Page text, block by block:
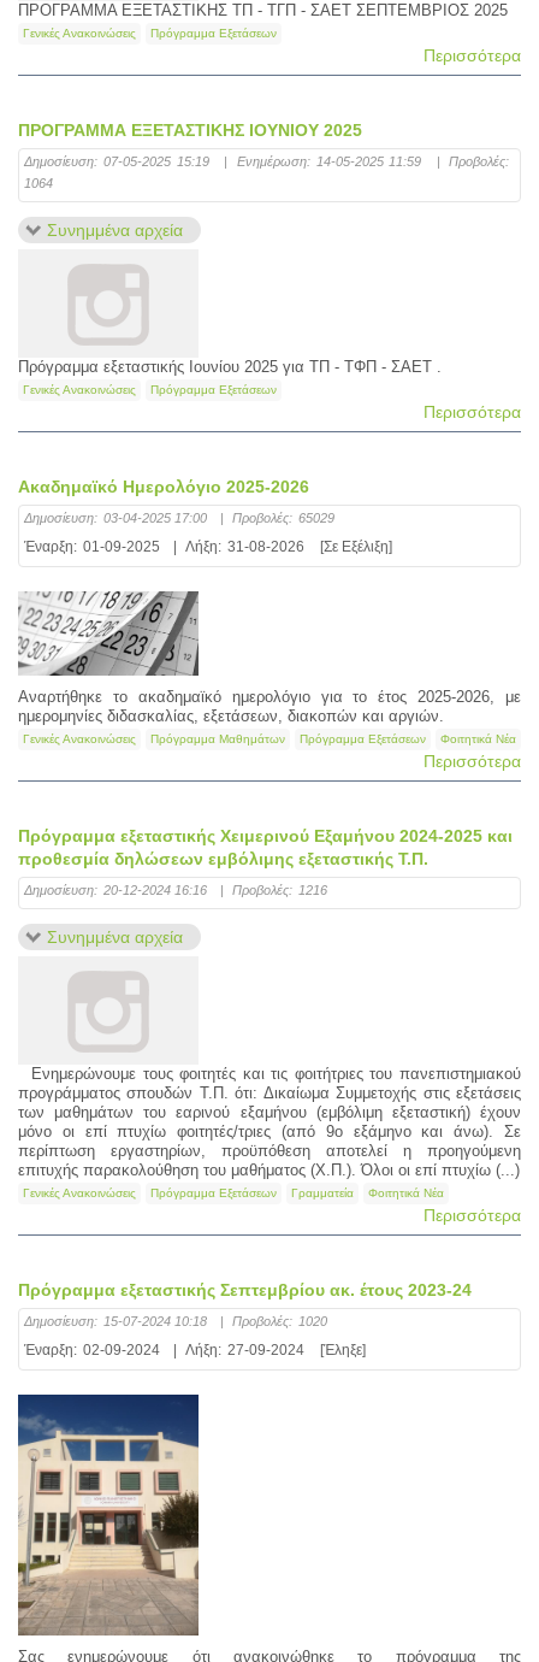
ΠΡΟΓΡΑΜΜΑ ΕΞΕΤΑΣΤΙΚΗΣ ΤΠ - ΤΓΠ - ΣΑΕΤ ΣΕΠΤΕΜΒΡΙΟΣ 2025
Γενικές Ανακοινώσεις Πρόγραμμα Εξετάσεων
Περισσότερα
ΠΡΟΓΡΑΜΜΑ ΕΞΕΤΑΣΤΙΚΗΣ ΙΟΥΝΙΟΥ 2025
Δημοσίευση: 07-05-2025 15:19 Ενημέρωση: 14-05-2025 11:59
Προβολές:
1064
Συνημμένα αρχεία
Πρόγραμμα εξεταστικής Ιουνίου 2025 για ΤΠ - ΤΦΠ - ΣΑΕΤ .
Γενικές Ανακοινώσεις Πρόγραμμα Εξετάσεων
Περισσότερα
Ακαδημαϊκό Ημερολόγιο 2025-2026
Δημοσίευση: 03-04-2025 17:00 Προβολές: 65029
Έναρξη: 01-09-2025 Λήξη: 31-08-2026 [Σε Εξέλιξη]
Αναρτήθηκε το ακαδημαϊκό ημερολόγιο για το έτος 2025-2026, με
ημερομηνίες διδασκαλίας, εξετάσεων, διακοπών και αργιών.
Γενικές Ανακοινώσεις Πρόγραμμα Μαθημάτων Πρόγραμμα Εξετάσεων Φοιτητικά Νέα
Περισσότερα
Πρόγραμμα εξεταστικής Χειμερινού Eξαμήνου 2024-2025 και
προθεσμία δηλώσεων εμβόλιμης εξεταστικής Τ.Π.
Δημοσίευση: 20-12-2024 16:16 Προβολές: 1216
Συνημμένα αρχεία
Ενημερώνουμε τους φοιτητές και τις φοιτήτριες του πανεπιστημιακού
προγράμματος σπουδών Τ.Π. ότι: Δικαίωμα Συμμετοχής στις εξετάσεις
των μαθημάτων του εαρινού εξαμήνου (εμβόλιμη εξεταστική) έχουν
μόνο οι επί πτυχίω φοιτητές/τριες (από 9ο εξάμηνο και άνω). Σε
περίπτωση εργαστηρίων, προϋπόθεση αποτελεί η προηγούμενη
επιτυχής παρακολούθηση του μαθήματος (Χ.Π.). Όλοι οι επί πτυχίω (...)
Γενικές Ανακοινώσεις Πρόγραμμα Εξετάσεων Γραμματεία Φοιτητικά Νέα
Περισσότερα
Πρόγραμμα εξεταστικής Σεπτεμβρίου ακ. έτους 2023-24
Δημοσίευση: 15-07-2024 10:18 Προβολές: 1020
Έναρξη: 02-09-2024 Λήξη: 27-09-2024 [Έληξε]
Σας ενημερώνουμε ότι ανακοινώθηκε το πρόγραμμα της